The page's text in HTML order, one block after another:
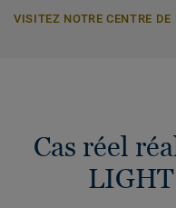
VISITEZ NOTRE CENTRE
Cas réel